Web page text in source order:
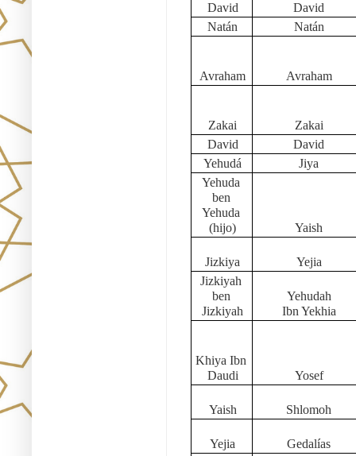
David
David
Natán
Natán
Avraham Avraham
Zakai
Zakai
David
David
Yehudá
Jiya
Yehuda
ben
Yehuda
(hijo)
Yaish
Jizkiya
Yejia
Jizkiyah
ben
Jizkiyah
Yehudah
Ibn Yekhia
Khiya Ibn
Daudi
Yosef
Yaish Shlomoh
Yejia
Gedalías